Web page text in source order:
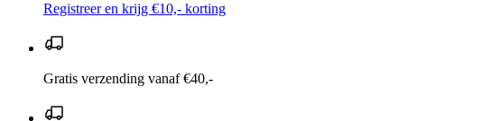
Registreer en krijg €10,- korting
Gratis verzending vanaf €40,-